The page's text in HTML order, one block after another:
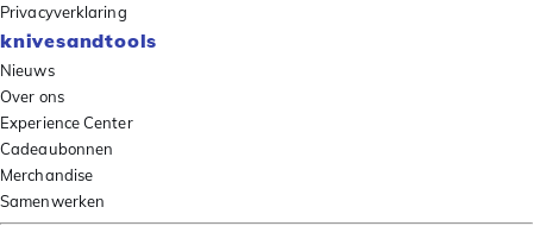
Privacyverklaring
knivesandtools
Nieuws
Over ons
Experience Center
Cadeaubonnen
Merchandise
Samenwerken